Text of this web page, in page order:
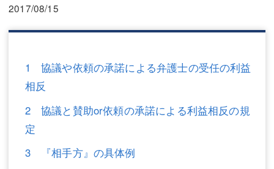
小川 祐
弁護士費用
不動産
相続・遺言
離婚（夫婦間トラブル）
弁護士費用
不動産
相続・遺言
離婚（夫婦間トラブル）
企業法務
2017/08/15
1 協議や依頼の承諾による弁護士の受任の利益
相反
2 協議と賛助or依頼の承諾による利益相反の規
定
3 『相手方』の具体例